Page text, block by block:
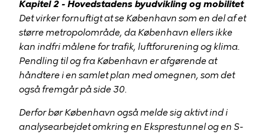
Kapitel 2 - Hovedstadens byudvikling og mobilitet
Det virker fornuftigt at se København som en del af et
større metropolområde, da København ellers ikke
kan indfri målene for trafik, luftforurening og klima.
Pendling til og fra København er afgørende at
håndtere i en samlet plan med omegnen, som det
også fremgår på side 30.
Derfor bør København også melde sig aktivt ind i
analysearbejdet omkring en Eksprestunnel og en S-